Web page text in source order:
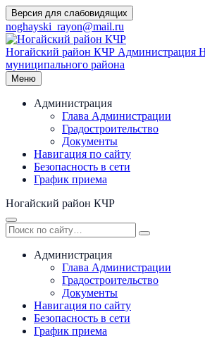
Перейти
к
содержимому
Версия для слабовидящих
noghayski_rayon@mail.ru
Ногайский район КЧР Администрация
муниципального района
Меню
Администрация
Глава Администрации
Градостроительство
Документы
Навигация по сайту
Безопасность в сети
График приема
Ногайский район КЧР
Администрация
Глава Администрации
Градостроительство
Документы
Навигация по сайту
Безопасность в сети
График приема